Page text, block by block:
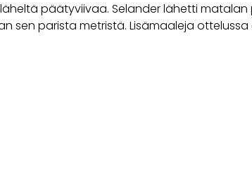
päätyviivaa. Selander lähetti
sen parista metristä. Lisämaaleja